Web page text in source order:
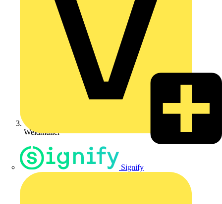
Signify
Weidmüller